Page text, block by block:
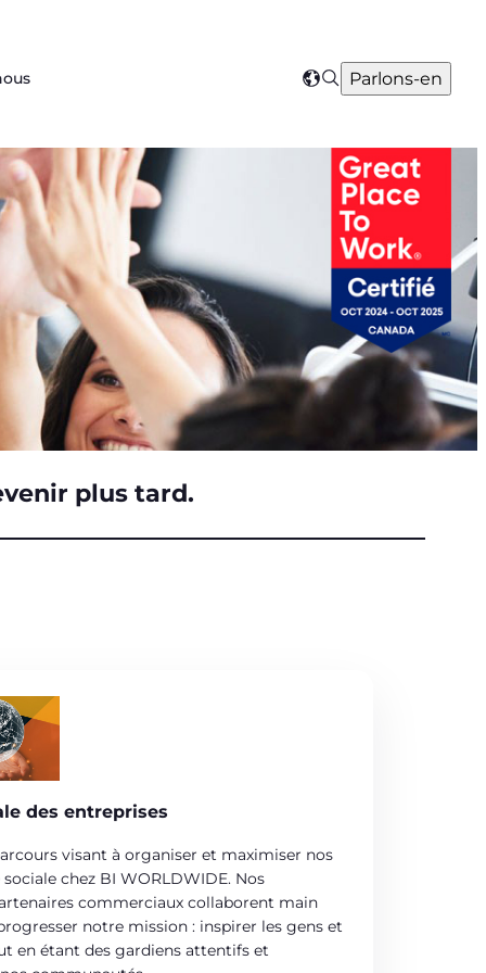
Select
region
SearchParlons-en
plus tard.
des entreprises
visant à organiser et maximiser nos
chez BI WORLDWIDE. Nos
commerciaux collaborent main
notre mission : inspirer les gens et
en étant des gardiens attentifs et